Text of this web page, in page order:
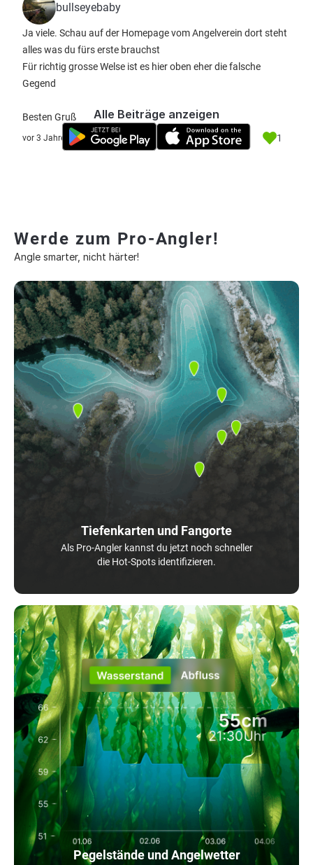
bullseyebaby
Ja viele. Schau auf der Homepage vom Angelverein dort steht
alles was du fürs erste brauchst
Für richtig grosse Welse ist es hier oben eher die falsche
Gegend
Besten Gruß
vor 3 Jahre 1
Alle Beiträge anzeigen
Werde zum Pro-Angler!
Angle smarter, nicht härter!
Tiefenkarten und Fangorte
Als Pro-Angler kannst du jetzt noch schneller
die Hot-Spots identifizieren.
Pegelstände und Angelwetter